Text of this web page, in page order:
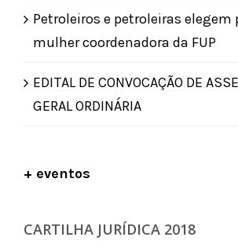
Petroleiros e petroleiras elegem
mulher coordenadora da FUP
EDITAL DE CONVOCAÇÃO DE
GERAL ORDINÁRIA
+ eventos
CARTILHA JURÍDICA 2018